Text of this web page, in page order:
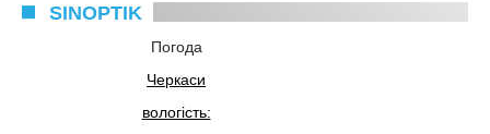
SINOPTIK
Погода
Черкаси
вологість: